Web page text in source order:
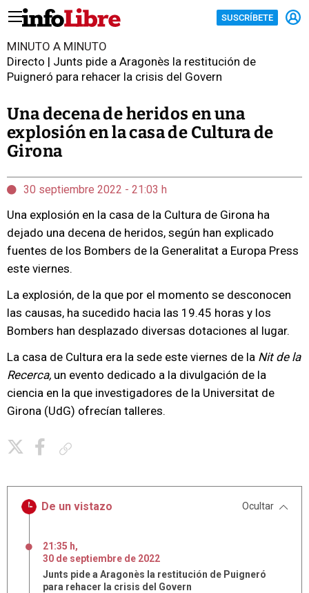
SUSCRÍBETE
MINUTO A MINUTO
Directo | Junts pide a Aragonès la restitución de
Puigneró para rehacer la crisis del Govern
Una decena de heridos en una
explosión en la casa de Cultura de
Girona
30 septiembre 2022 - 21:03 h
Una explosión en la casa de la Cultura de Girona ha
dejado una decena de heridos, según han explicado
fuentes de los Bombers de la Generalitat a Europa Press
este viernes.
La explosión, de la que por el momento se desconocen
las causas, ha sucedido hacia las 19.45 horas y los
Bombers han desplazado diversas dotaciones al lugar.
La casa de Cultura era la sede este viernes de la Nit de la
Recerca, un evento dedicado a la divulgación de la
ciencia en la que investigadores de la Universitat de
Girona (UdG) ofrecían talleres.
De un vistazo Ocultar
21:35 h,
30 de septiembre de 2022
Junts pide a Aragonès la restitución de Puigneró
para rehacer la crisis del Govern